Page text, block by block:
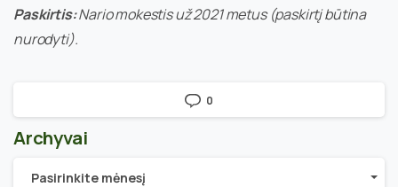
Paskirtis:Nario mokestis už 2021 metus (paskirtį būtina
nurodyti).
0
Archyvai
Archyvai
Pasirinkite mėnesį